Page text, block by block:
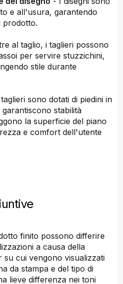
e all'usura, garantendo
prodotto.
al taglio, i taglieri possono
per servire stuzzichini,
stile durante
sono dotati di piedini in
stabilità
la superficie del piano
e comfort dell'utente
finito possono differire
a causa della
su cui vengono visualizzati
da stampa e del tipo di
lieve differenza nei toni